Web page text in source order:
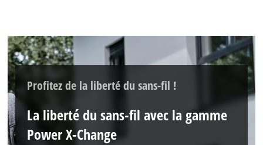
Profitez de la liberté du sans-fil !
La liberté du sans-fil avec la gamme
Power X-Change